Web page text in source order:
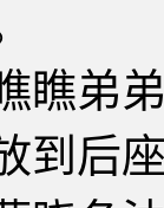
弟弟
到后